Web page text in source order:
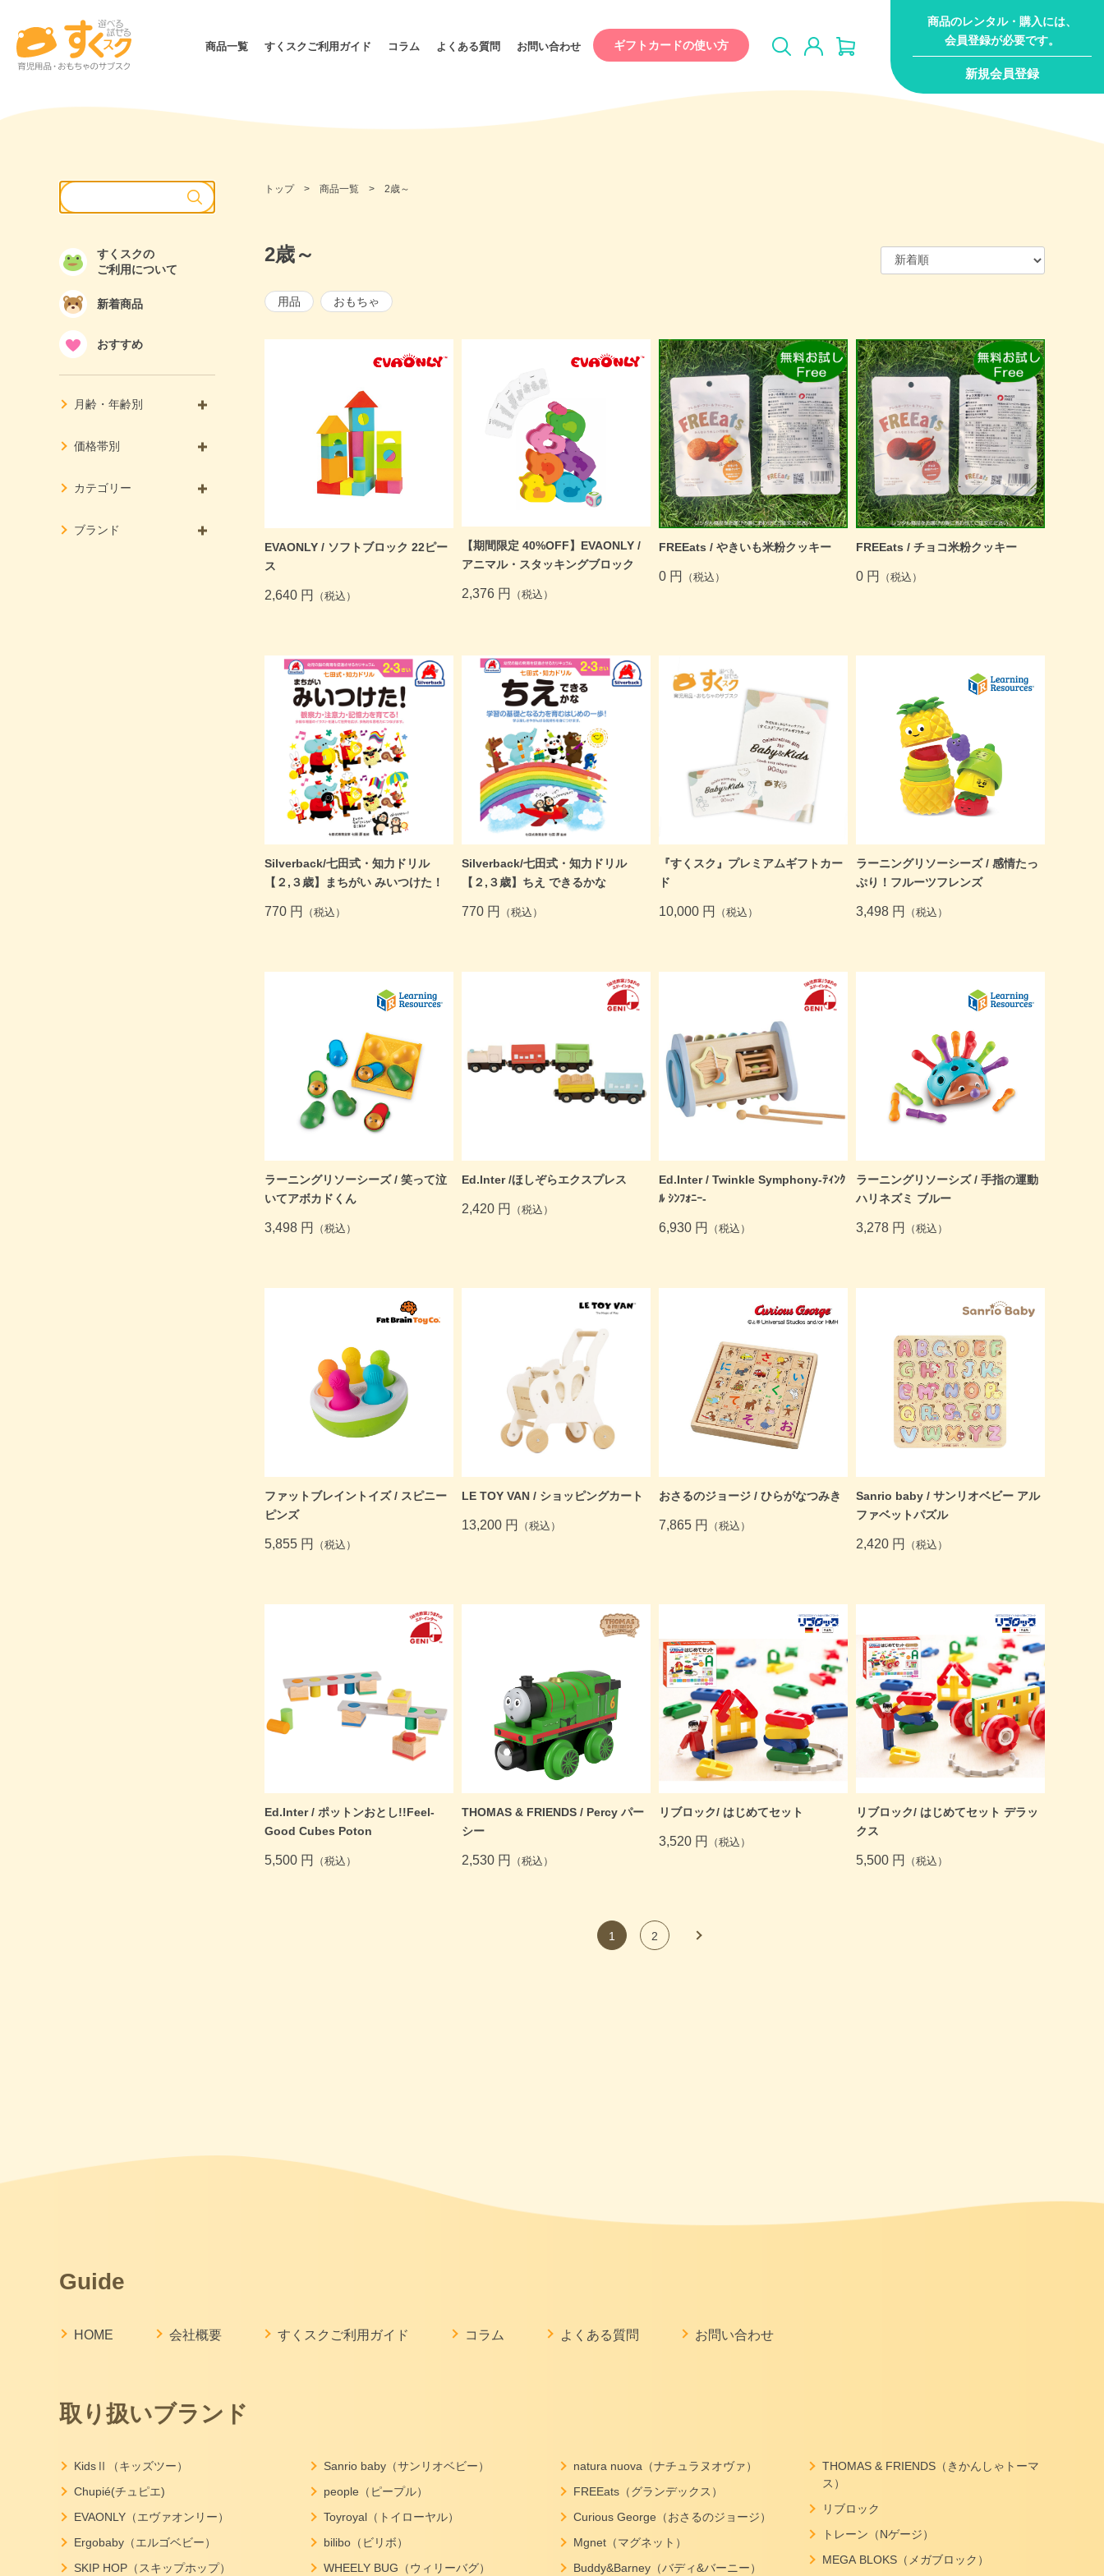
商品一覧 すくスクご利用ガイド コラム よくある質問 お問い合わせ ギフトカードの使い方
商品のレンタル・購入には、
会員登録が必要です。
新規会員登録
新着商品 おすすめ
6カ月～
2歳～
3歳～
価格帯別
1,000円～
10,000円～
無料サンプル（試供品）
すくスクの
ご利用について
新着商品
おすすめ
月齢・年齢別
価格帯別
カテゴリー
ブランド
トップ 商品一覧 2歳～
2歳～
用品 おもちゃ
EVAONLY / ソフトブロック 22ピー
ス
2,640 円 （税込）
【期間限定 40%OFF】EVAONLY /
アニマル・スタッキングブロック
2,376 円 （税込）
FREEats / やきいも米粉クッキー
0 円 （税込）
FREEats / チョコ米粉クッキー
0 円 （税込）
Silverback/七田式・知力ドリル
【２,３歳】まちがい みいつけた！
770 円 （税込）
Silverback/七田式・知力ドリル
【２,３歳】ちえ できるかな
770 円 （税込）
『すくスク』プレミアムギフトカー
ド
10,000 円 （税込）
ラーニングリソーシーズ / 感情たっ
ぷり！フルーツフレンズ
3,498 円 （税込）
ラーニングリソーシーズ / 笑って泣
いてアボカドくん
3,498 円 （税込）
Ed.Inter /ほしぞらエクスプレス
2,420 円 （税込）
Ed.Inter / Twinkle Symphony-ﾃｨﾝｸ
ﾙ ｼﾝﾌｫﾆｰ-
6,930 円 （税込）
ラーニングリソーシズ / 手指の運動
ハリネズミ ブルー
3,278 円 （税込）
ファットブレイントイズ / スピニー
ピンズ
5,855 円 （税込）
LE TOY VAN / ショッピングカート
13,200 円 （税込）
おさるのジョージ / ひらがなつみき
7,865 円 （税込）
Sanrio baby / サンリオベビー アル
ファベットパズル
2,420 円 （税込）
Ed.Inter / ポットンおとし!!Feel-
Good Cubes Poton
5,500 円 （税込）
THOMAS & FRIENDS / Percy パー
シー
2,530 円 （税込）
リブロック/ はじめてセット
3,520 円 （税込）
リブロック/ はじめてセット デラッ
クス
5,500 円 （税込）
1 2
Guide
HOME 会社概要 すくスクご利用ガイド コラム よくある質問 お問い合わせ
取り扱いブランド
KidsⅡ（キッズツー）
Chupié(チュピエ)
EVAONLY（エヴァオンリー）
Ergobaby（エルゴベビー）
SKIP HOP（スキップホップ）
Sanrio baby（サンリオベビー）
people（ピープル）
Toyroyal（トイローヤル）
bilibo（ビリボ）
WHEELY BUG（ウィリーバグ）
natura nuova（ナチュラヌオヴァ）
FREEats（グランデックス）
Curious George（おさるのジョージ）
Mgnet（マグネット）
Buddy&Barney（バディ&バーニー）
THOMAS & FRIENDS（きかんしゃトーマ
ス）
リブロック
トレーン（Nゲージ）
MEGA BLOKS（メガブロック）